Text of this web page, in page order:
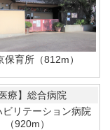
保育所（812m）
医療】総合病院
ビリテーション病院
（920m）